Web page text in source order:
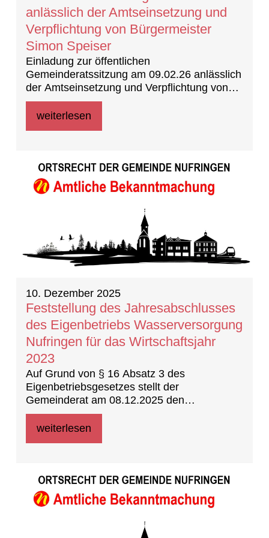
anlässlich der Amtseinsetzung und
Verpflichtung von Bürgermeister
Simon Speiser
Einladung zur öffentlichen
Gemeinderatssitzung am 09.02.26 anlässlich
der Amtseinsetzung und Verpflichtung von
Bürgermeister Simon Speiser
weiterlesen
10. Dezember 2025
Feststellung des Jahresabschlusses
des Eigenbetriebs Wasserversorgung
Nufringen für das Wirtschaftsjahr
2023
Auf Grund von § 16 Absatz 3 des
Eigenbetriebsgesetzes stellt der
Gemeinderat am 08.12.2025 den
Jahresabschluss des Eigenbetriebes
Wasserversorgung Nufringen für das Jahr
weiterlesen